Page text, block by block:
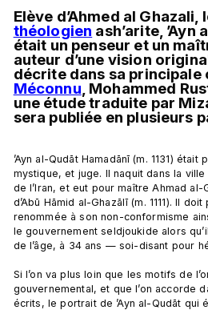
théologien ash’arite,
était un penseur et un
auteur d’une vision
décrite dans sa principale
Méconnu, Mohammed
une étude traduite par
sera publiée en plusieurs
’Ayn al-Qudāt Hamadānī (m. 1131)
mystique, et juge. Il naquit dans la ville
de l’Iran, et eut pour maître Ahmad al-
d’Abū Hāmid al-Ghazālī (m. 1111). Il
renommée à son non-conformisme
le gouvernement seldjoukide alors
de l’âge, à 34 ans — soi-disant pour
Si l’on va plus loin que les motifs de
gouvernemental, et que l’on accorde
écrits, le portrait de ’Ayn al-Qudāt qui